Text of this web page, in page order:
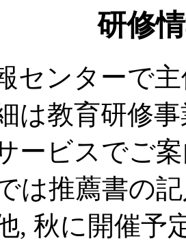
研修
センターで
は教育研修
ービスでご
は推薦書の
, 秋に開催予